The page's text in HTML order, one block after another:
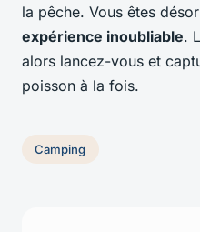
la pêche. Vous êtes
expérience inoubliable.
alors lancez-vous et
poisson à la fois.
Camping